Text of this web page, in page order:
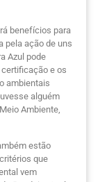
benefícios para
pela ação de uns
Azul pode
e os
ambientais
alguém
Ambiente,
estão
que
vem